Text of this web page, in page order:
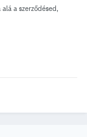
a szerződésed,